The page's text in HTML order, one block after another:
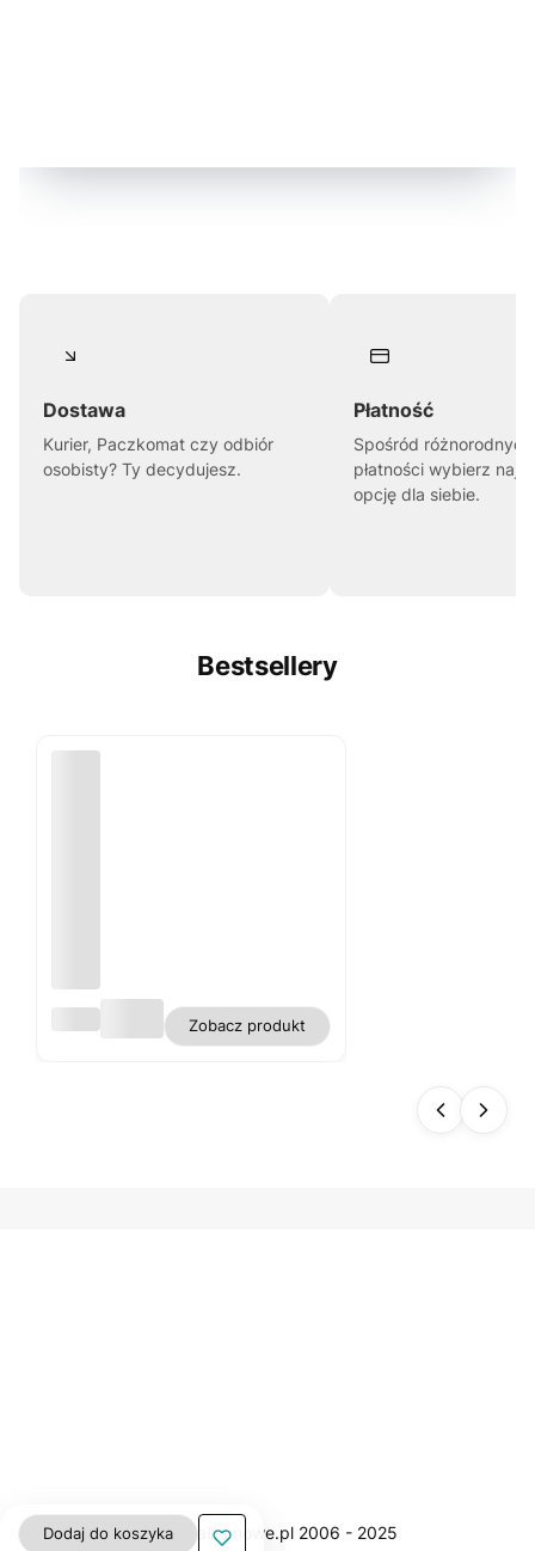
Dostawa
Kurier, Paczkomat czy odbiór
osobisty? Ty decydujesz.
Płatność
Spośród
płatności wybierz
opcję dla siebie.
Bestsellery
Zobacz produkt
Dodaj do koszyka